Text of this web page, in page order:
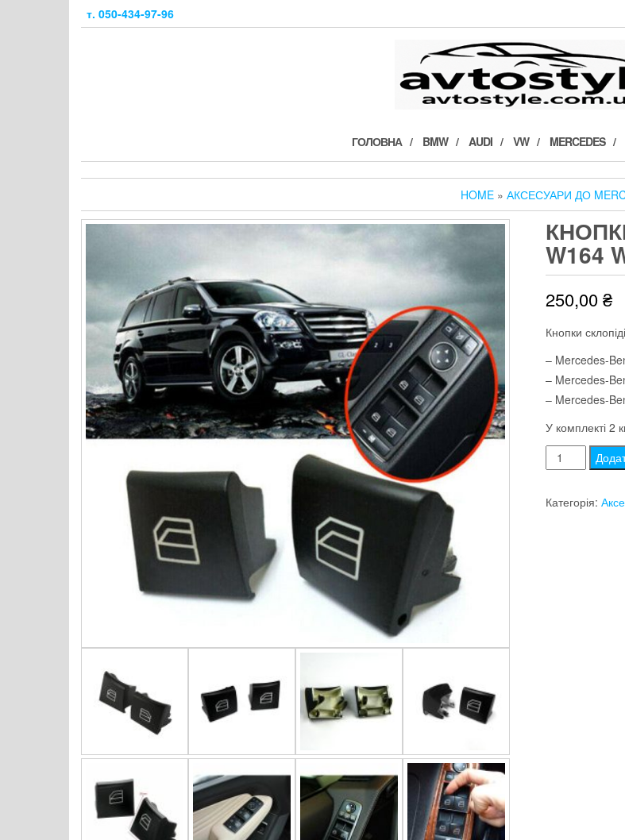
т. 050-434-97-96
ГОЛОВНА BMW AUDI VW MERCEDES
HOME » АКСЕСУАРИ ДО
W164
250,00₴
Кнопки
– Mercedes-
– Mercedes-
– Mercedes-
У комплекті 2
Кнопки
склопідіймача
Категорія: